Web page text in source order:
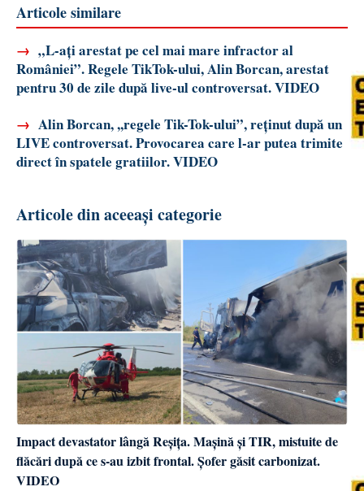
Articole similare
→ „L-ați arestat pe cel mai mare infractor al
României”. Regele TikTok-ului, Alin Borcan, arestat
pentru 30 de zile după live-ul controversat. VIDEO
→ Alin Borcan, ,,regele Tik-Tok-ului”, reținut după un
LIVE controversat. Provocarea care l-ar putea trimite
direct în spatele gratiilor. VIDEO
Articole din aceeași categorie
Impact devastator lângă Reșița. Mașină și TIR, mistuite de
flăcări după ce s-au izbit frontal. Șofer găsit carbonizat.
VIDEO